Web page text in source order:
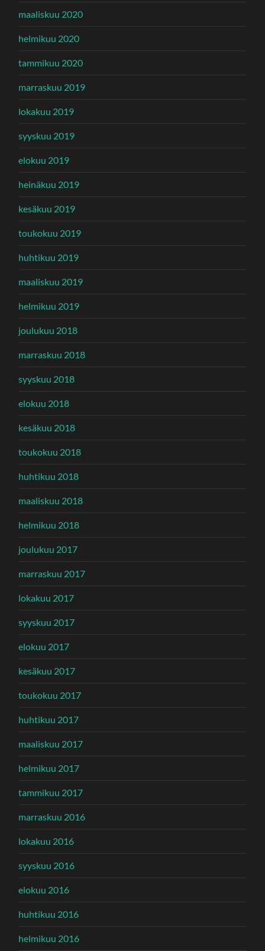
maaliskuu 2020
helmikuu 2020
tammikuu 2020
marraskuu 2019
lokakuu 2019
syyskuu 2019
elokuu 2019
heinäkuu 2019
kesäkuu 2019
toukokuu 2019
huhtikuu 2019
maaliskuu 2019
helmikuu 2019
joulukuu 2018
marraskuu 2018
syyskuu 2018
elokuu 2018
kesäkuu 2018
toukokuu 2018
huhtikuu 2018
maaliskuu 2018
helmikuu 2018
joulukuu 2017
marraskuu 2017
lokakuu 2017
syyskuu 2017
elokuu 2017
kesäkuu 2017
toukokuu 2017
huhtikuu 2017
maaliskuu 2017
helmikuu 2017
tammikuu 2017
marraskuu 2016
lokakuu 2016
syyskuu 2016
elokuu 2016
huhtikuu 2016
helmikuu 2016